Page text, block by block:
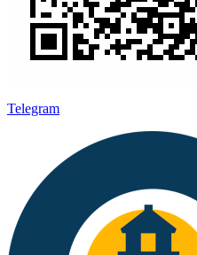
Telegram